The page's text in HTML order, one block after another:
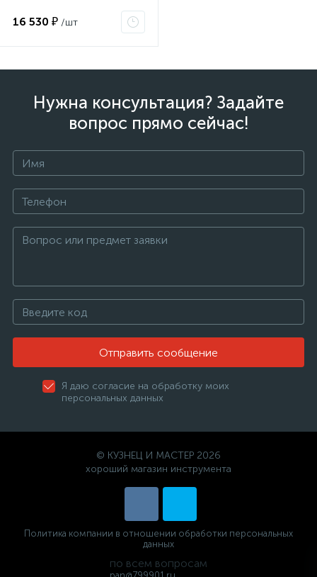
16 530 ₽ /шт
Нужна консультация? Задайте
вопрос прямо сейчас!
Отправить сообщение
Я даю согласие на обработку моих
персональных данных
© КУЗНЕЦ И МАСТЕР 2026
хороший магазин инструмента
Политика компании в отношении обработки персональных
данных
по всем вопросам